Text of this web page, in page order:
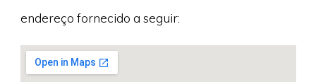
endereço fornecido a seguir: